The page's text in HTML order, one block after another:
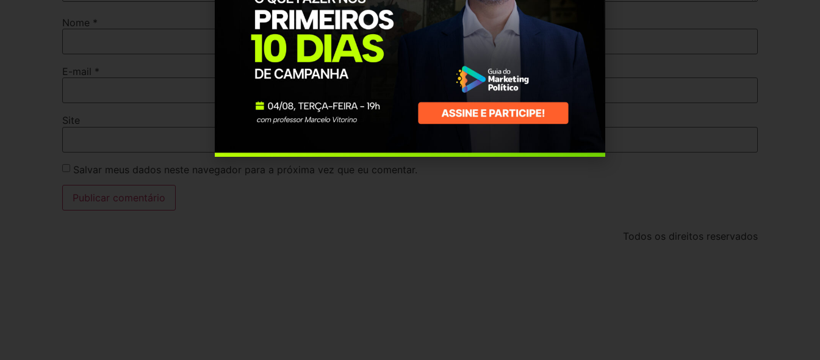
Nome *
E-mail *
Site
Salvar meus dados neste navegador para a próxima vez que eu comentar.
Todos os direitos reservados